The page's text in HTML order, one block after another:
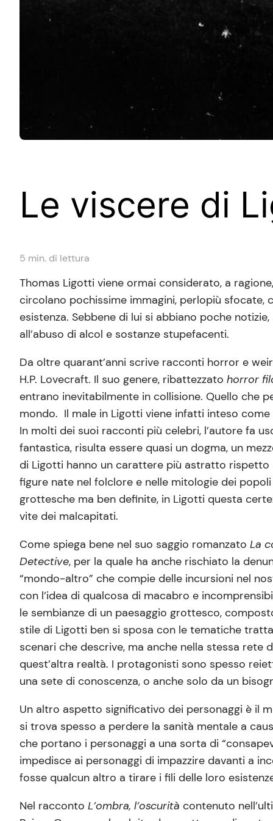
Le viscere di
5 min. di lettura
Thomas Ligotti viene ormai considerato, a
circolano pochissime immagini, perlopiù sfocate,
esistenza. Sebbene di lui si abbiano poche
all’abuso di alcol e sostanze stupefacenti.
Da oltre quarant’anni scrive racconti horror e
H.P. Lovecraft. Il suo genere, ribattezzato horror
entrano inevitabilmente in collisione. Quello che
mondo. Il male in Ligotti viene infatti inteso
In molti dei suoi racconti più celebri, l’autore fa
fantastica, risulta essere quasi un dogma, un
di Ligotti hanno un carattere più astratto
figure nate nel folclore e nelle mitologie dei
grottesche ma ben definite, in Ligotti questa
vite dei malcapitati.
Come spiega bene nel suo saggio romanzato La
Detective, per la quale ha anche rischiato la
“mondo-altro” che compie delle incursioni nel
con l’idea di qualcosa di macabro e
le sembianze di un paesaggio grottesco,
stile di Ligotti ben si sposa con le tematiche
scenari che descrive, ma anche nella stessa
quest’altra realtà. I protagonisti sono spesso
una sete di conoscenza, o anche solo da un
Un altro aspetto significativo dei personaggi è il
si trova spesso a perdere la sanità mentale a
che portano i personaggi a una sorta di
impedisce ai personaggi di impazzire davanti a
fosse qualcun altro a tirare i fili delle loro
Nel racconto L’ombra, l’oscurità contenuto